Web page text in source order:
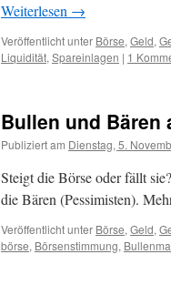
Weiterlesen →
Veröffentlicht unter Börse, Geld,
Liquidität, Spareinlagen | 1
Bullen und Bären
Publiziert am Dienstag, 5.
Steigt die Börse oder fällt
die Bären (Pessimisten).
Veröffentlicht unter Börse, Geld,
börse, Börsenstimmung,